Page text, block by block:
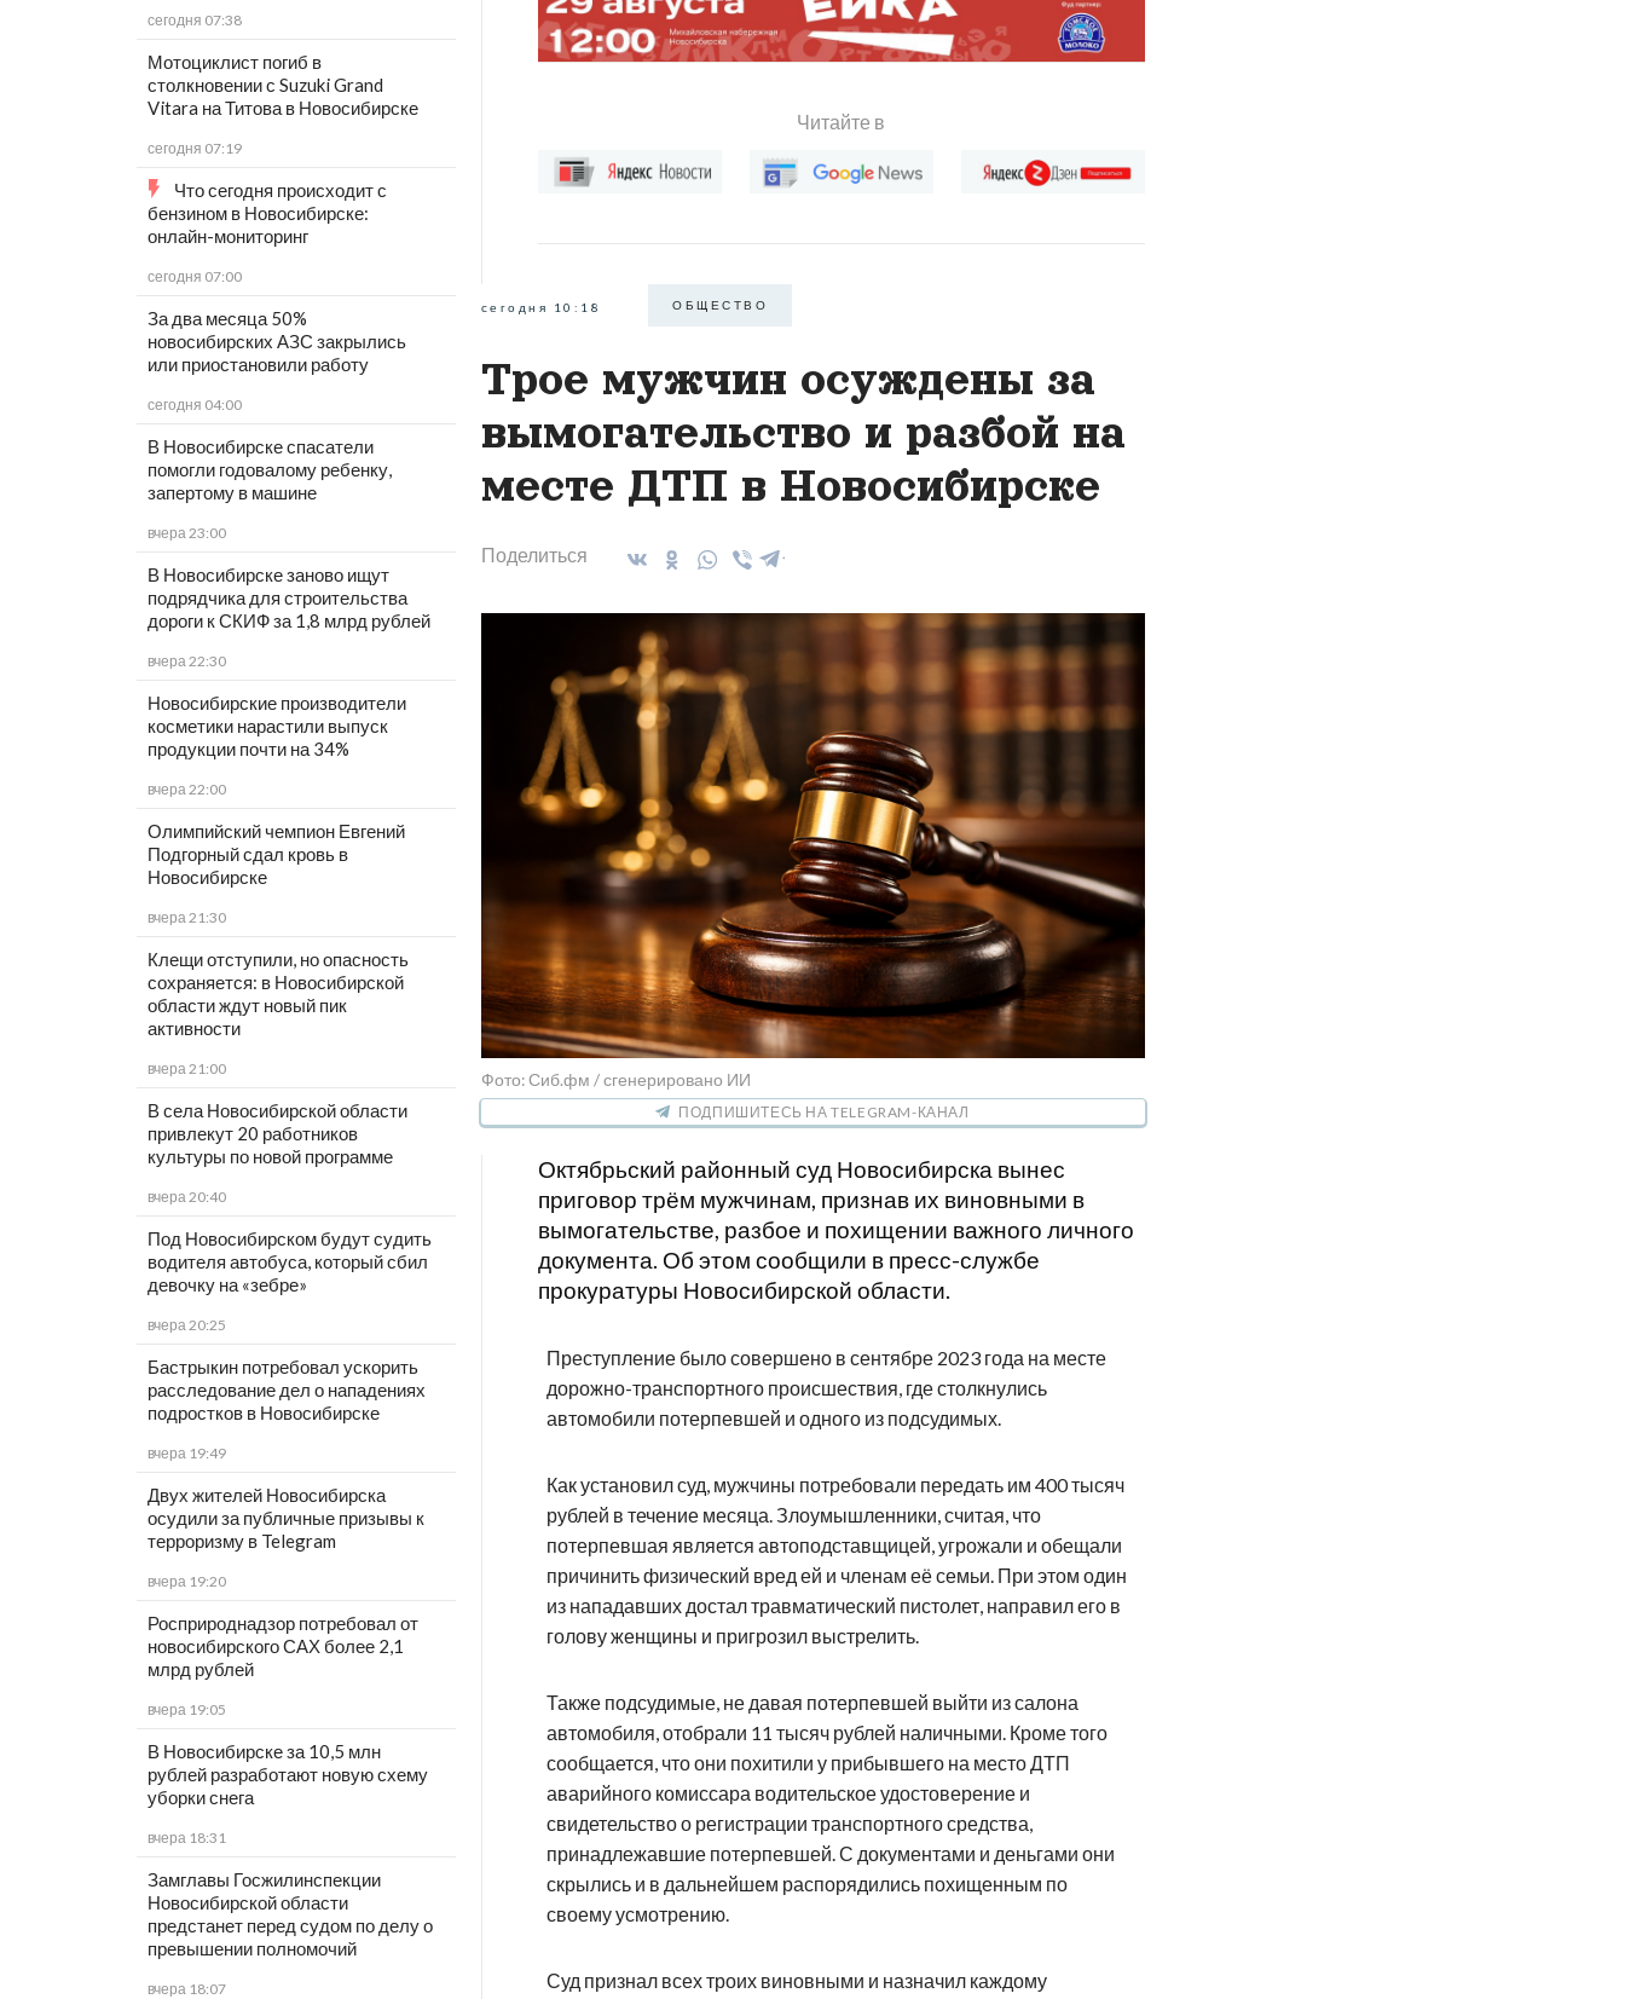
сегодня 07:38
Мотоциклист погиб в
столкновении с Suzuki Grand
Vitara на Титова в Новосибирске
сегодня 07:19
Что сегодня происходит с
бензином в Новосибирске:
онлайн-мониторинг
сегодня 07:00
За два месяца 50%
новосибирских АЗС закрылись
или приостановили работу
сегодня 04:00
В Новосибирске спасатели
помогли годовалому ребенку,
запертому в машине
вчера 23:00
В Новосибирске заново ищут
подрядчика для строительства
дороги к СКИФ за 1,8 млрд рублей
вчера 22:30
Новосибирские производители
косметики нарастили выпуск
продукции почти на 34%
вчера 22:00
Олимпийский чемпион Евгений
Подгорный сдал кровь в
Новосибирске
вчера 21:30
Клещи отступили, но опасность
сохраняется: в Новосибирской
области ждут новый пик
активности
вчера 21:00
В села Новосибирской области
привлекут 20 работников
культуры по новой программе
вчера 20:40
Под Новосибирском будут судить
водителя автобуса, который сбил
девочку на «зебре»
вчера 20:25
Бастрыкин потребовал ускорить
расследование дел о нападениях
подростков в Новосибирске
вчера 19:49
Двух жителей Новосибирска
осудили за публичные призывы к
терроризму в Telegram
вчера 19:20
Росприроднадзор потребовал от
новосибирского САХ более 2,1
млрд рублей
вчера 19:05
В Новосибирске за 10,5 млн
рублей разработают новую схему
уборки снега
вчера 18:31
Замглавы Госжилинспекции
Новосибирской области
предстанет перед судом по делу о
превышении полномочий
вчера 18:07
Читайте в
сегодня 10:18 ОБЩЕСТВО
Трое мужчин осуждены за
вымогательство и разбой на
месте ДТП в Новосибирске
Поделиться
Фото: Сиб.фм / сгенерировано ИИ
ПОДПИШИТЕСЬ НА TELEGRAM-КАНАЛ
Октябрьский районный суд Новосибирска вынес
приговор трём мужчинам, признав их виновными в
вымогательстве, разбое и похищении важного личного
документа. Об этом сообщили в пресс-службе
прокуратуры Новосибирской области.
Преступление было совершено в сентябре 2023 года на месте
дорожно-транспортного происшествия, где столкнулись
автомобили потерпевшей и одного из подсудимых.
Как установил суд, мужчины потребовали передать им 400 тысяч
рублей в течение месяца. Злоумышленники, считая, что
потерпевшая является автоподставщицей, угрожали и обещали
причинить физический вред ей и членам её семьи. При этом один
из нападавших достал травматический пистолет, направил его в
голову женщины и пригрозил выстрелить.
Также подсудимые, не давая потерпевшей выйти из салона
автомобиля, отобрали 11 тысяч рублей наличными. Кроме того
сообщается, что они похитили у прибывшего на место ДТП
аварийного комиссара водительское удостоверение и
свидетельство о регистрации транспортного средства,
принадлежавшие потерпевшей. С документами и деньгами они
скрылись и в дальнейшем распорядились похищенным по
своему усмотрению.
Суд признал всех троих виновными и назначил каждому